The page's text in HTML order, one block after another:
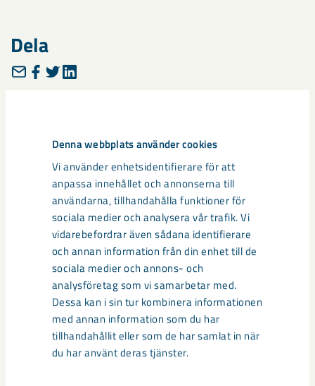
Denna webbplats använder cookies
Vi använder enhetsidentifierare för att
anpassa innehållet och annonserna till
användarna, tillhandahålla funktioner för
sociala medier och analysera vår trafik. Vi
vidarebefordrar även sådana identifierare
och annan information från din enhet till de
sociala medier och annons- och
analysföretag som vi samarbetar med.
Dessa kan i sin tur kombinera informationen
med annan information som du har
tillhandahållit eller som de har samlat in när
du har använt deras tjänster.
Dela
leverantörshandbok
Relaterat innehåll